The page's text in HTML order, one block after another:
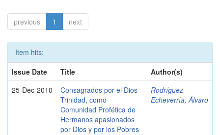
previous 1 next
Item hits:
Issue Date
Title
Author(s)
25-Dec-2010
Consagrados por el Dios
Trinidad, como
Comunidad Profética de
Hermanos apasionados
por Dios y por los Pobres
Rodríguez
Echeverría, Álvaro